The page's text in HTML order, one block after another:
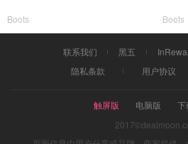
Boots Boots
联系我们 黑五
隐私条款
用户协议
触屏版 电脑版
下